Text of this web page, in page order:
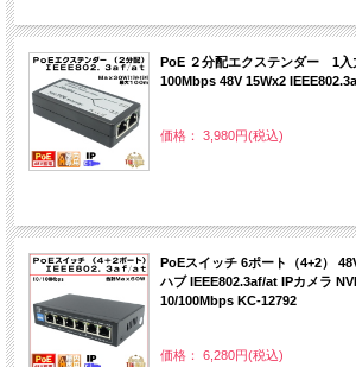
PoE ２分配エクステンダー 1入
100Mbps 48V 15Wx2
価格： 3,980円(税込)
PoEスイッチ 6ポート（4+2）
ハブ IEEE802.3af/at IPカメラ
10/100Mbps KC-12792
価格： 6,280円(税込)